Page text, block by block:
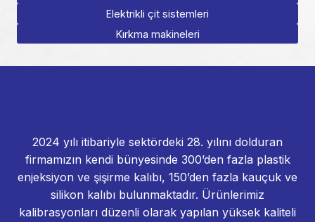
Elektrikli çit sistemleri
Kırkma makineleri
2024 yılı itibariyle sektördeki 28. yılını dolduran
firmamızın kendi bünyesinde 300’den fazla plastik
enjeksiyon ve şişirme kalıbı, 150’den fazla kauçuk ve
silikon kalıbı bulunmaktadır. Ürünlerimiz
kalibrasyonları düzenli olarak yapılan yüksek kaliteli